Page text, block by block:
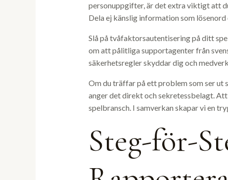
personuppgifter, är det extra viktigt att
Dela ej känslig information som
Slå på tvåfaktorsautentisering på ditt
om att pålitliga supportagenter från
säkerhetsregler skyddar dig och
Om du träffar på ett problem som ser ut
anger det direkt och sekretessbelagt.
spelbransch. I samverkan skapar vi en
Steg-för-